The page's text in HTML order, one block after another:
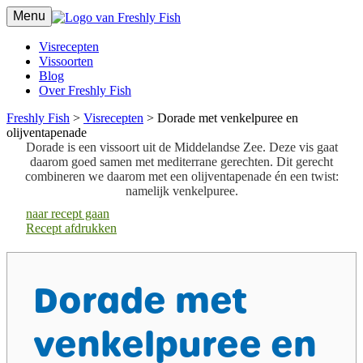
Menu
Visrecepten
Vissoorten
Blog
Over Freshly Fish
Freshly Fish > Visrecepten > Dorade met venkelpuree en
olijventapenade
Dorade is een vissoort uit de Middelandse Zee. Deze vis gaat
daarom goed samen met mediterrane gerechten. Dit gerecht
combineren we daarom met een olijventapenade én een twist:
namelijk venkelpuree.
naar recept gaan
Recept afdrukken
Dorade met
venkelpuree en